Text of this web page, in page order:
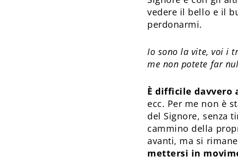
vedere il bello e il
perdonarmi.
Io sono la vite, voi i
me non potete far
È difficile
ecc. Per me non è
del Signore, senza
cammino della
avanti, ma si
mettersi in